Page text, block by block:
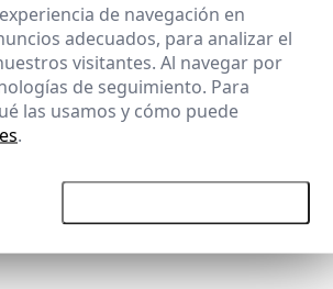
de navegación en
adecuados, para analizar el
visitantes. Al navegar por
de seguimiento. Para
las usamos y cómo puede
.